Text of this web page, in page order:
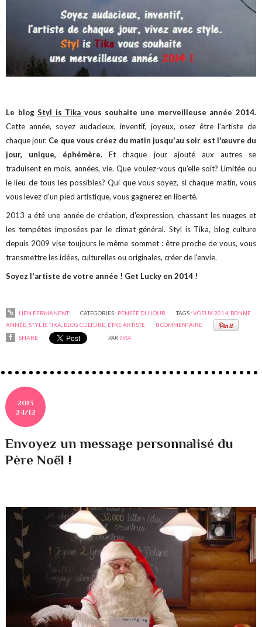
Le blogStyl is Tika vous souhaite une merveilleuse année 2014.
Cette année, soyez audacieux, inventif, joyeux, osez être l'artiste de
chaque jour. Ce que vous créez du matin jusqu'au soir est l'œuvre du
jour, unique, éphémère. Et chaque jour ajouté aux autres se
traduisent en mois, années, vie. Que voulez-vous qu'elle soit? Limitée ou
le lieu de tous les possibles? Qui que vous soyez, si chaque matin, vous
vous levez d'un pied artistique, vous gagnerez en liberté.
2013 a été une année de création, d'expression, chassant les nuages et
les tempêtes imposées par le climat général. Styl is Tika, blog culture
depuis 2009 vise toujours le même sommet : être proche de vous, vous
transmettre les idées, culturelles ou originales, créer de l'envie.
Soyez l'artiste de votre année ! Get Lucky en 2014 !
LIEN PERMANENT CATÉGORIES : PENSÉE DU JOUR TAGS :VOEUX 2014, BONNE
ANNÉE ,STYL IS TIKA BLOG CULTURE ÊTRE ARTISTE 0COMMENTAIRE
SHARE
PARTIKA
2013
24/12
Envoyez un message personnalisé du
Père Noël !